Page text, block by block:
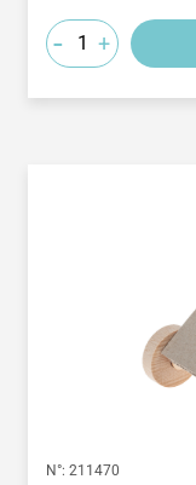
- +
N°: 211470